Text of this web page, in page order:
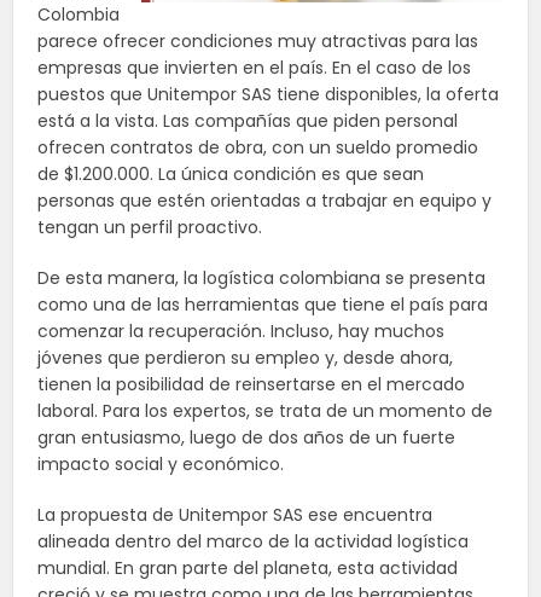
Colombia
parece ofrecer condiciones muy atractivas para las
empresas que invierten en el país. En el caso de los
puestos que Unitempor SAS tiene disponibles, la oferta
está a la vista. Las compañías que piden personal
ofrecen contratos de obra, con un sueldo promedio
de $1.200.000. La única condición es que sean
personas que estén orientadas a trabajar en equipo y
tengan un perfil proactivo.
De esta manera, la logística colombiana se presenta
como una de las herramientas que tiene el país para
comenzar la recuperación. Incluso, hay muchos
jóvenes que perdieron su empleo y, desde ahora,
tienen la posibilidad de reinsertarse en el mercado
laboral. Para los expertos, se trata de un momento de
gran entusiasmo, luego de dos años de un fuerte
impacto social y económico.
La propuesta de Unitempor SAS ese encuentra
alineada dentro del marco de la actividad logística
mundial. En gran parte del planeta, esta actividad